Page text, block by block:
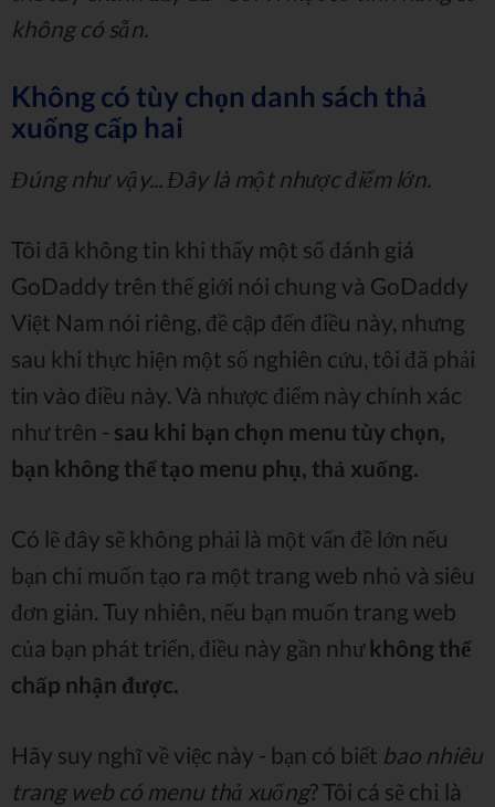
không có sẵn.
Không có tùy chọn danh sách thả
xuống cấp hai
Đúng như vậy... Đây là một nhược điểm lớn.
Tôi đã không tin khi thấy một số đánh giá
GoDaddy trên thế giới nói chung và GoDaddy
Việt Nam nói riêng, đề cập đến điều này, nhưng
sau khi thực hiện một số nghiên cứu, tôi đã phải
tin vào điều này. Và nhược điểm này chính xác
như trên - sau khi bạn chọn menu tùy chọn,
bạn không thể tạo menu phụ, thả xuống.
Có lẽ đây sẽ không phải là một vấn đề lớn nếu
bạn chỉ muốn tạo ra một trang web nhỏ và siêu
đơn giản. Tuy nhiên, nếu bạn muốn trang web
của bạn phát triển, điều này gần như không thể
chấp nhận được.
Hãy suy nghĩ về việc này - bạn có biết bao nhiêu
trang web có menu thả xuống? Tôi cá sẽ chỉ là